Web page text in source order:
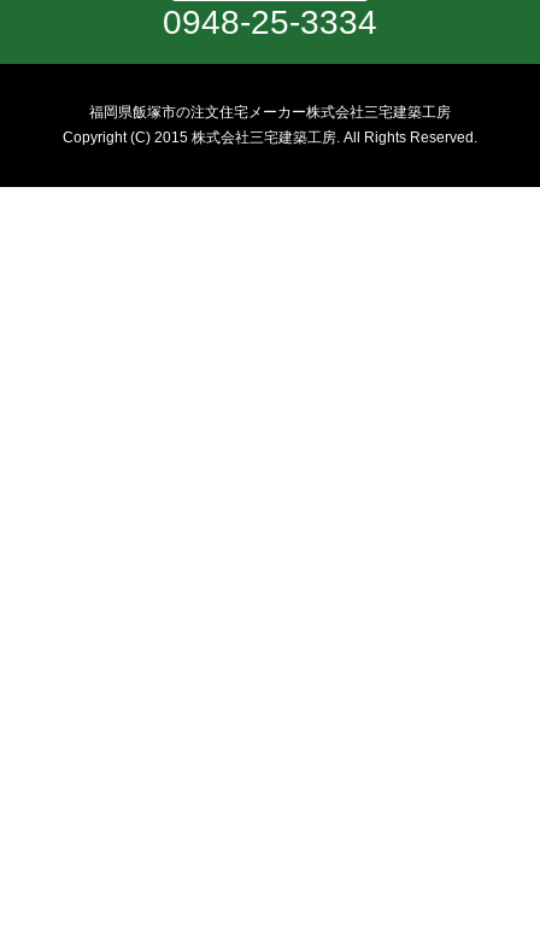
0948-25-3334
福岡県飯塚市の注文住宅メーカー株式会社三宅建築工房
Copyright (C) 2015 株式会社三宅建築工房. All Rights Reserved.